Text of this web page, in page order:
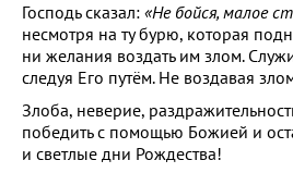
Господь сказал: «Не бойся, малое
несмотря на ту бурю, которая
ни желания воздать им злом.
следуя Его путём. Не воздавая
Злоба, неверие,
победить с помощью Божией и
и светлые дни Рождества!